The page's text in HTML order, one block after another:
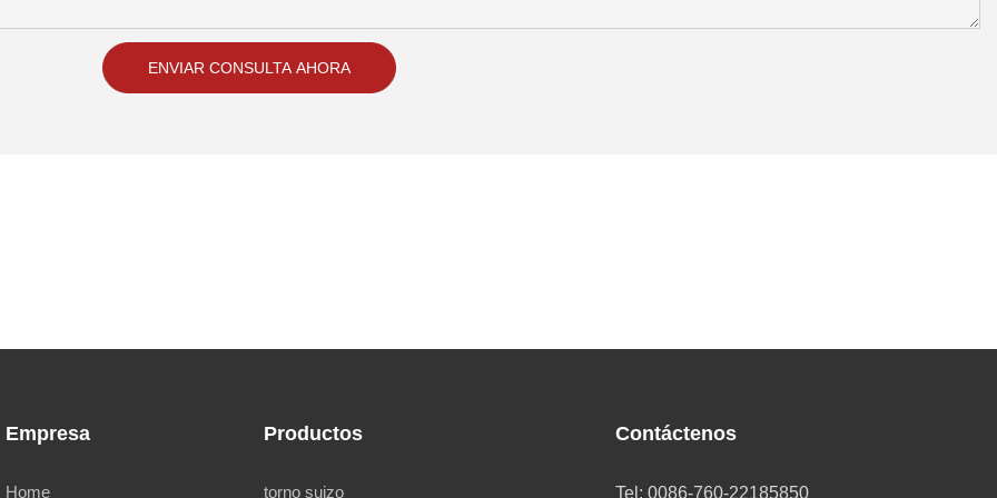
ENVIAR CONSULTA AHORA
Empresa
Home
Productos
torno suizo
Contáctenos
Tel: 0086-760-22185850